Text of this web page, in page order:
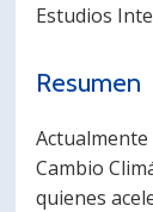
Estudios
Resumen
Actualmente
Cambio
quienes